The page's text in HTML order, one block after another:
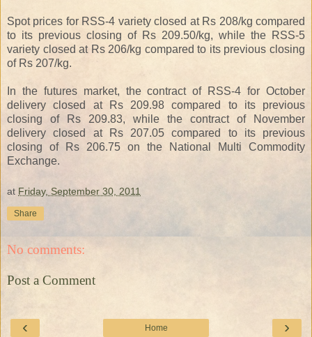
Spot prices for RSS-4 variety closed at Rs 208/kg compared
to its previous closing of Rs 209.50/kg, while the RSS-5
variety closed at Rs 206/kg compared to its previous closing
of Rs 207/kg.
In the futures market, the contract of RSS-4 for October
delivery closed at Rs 209.98 compared to its previous
closing of Rs 209.83, while the contract of November
delivery closed at Rs 207.05 compared to its previous
closing of Rs 206.75 on the National Multi Commodity
Exchange.
at Friday, September 30, 2011
Share
No comments:
Post a Comment
‹ ›
Home